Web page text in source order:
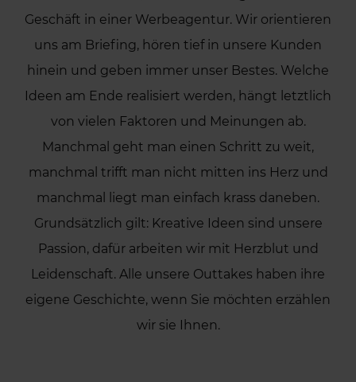
Geschäft in einer Werbeagentur. Wir orientieren
uns am Briefing, hören tief in unsere Kunden
hinein und geben immer unser Bestes. Welche
Ideen am Ende realisiert werden, hängt letztlich
von vielen Faktoren und Meinungen ab.
Manchmal geht man einen Schritt zu weit,
manchmal trifft man nicht mitten ins Herz und
manchmal liegt man einfach krass daneben.
Grundsätzlich gilt: Kreative Ideen sind unsere
Passion, dafür arbeiten wir mit Herzblut und
Leidenschaft. Alle unsere Outtakes haben ihre
eigene Geschichte, wenn Sie möchten erzählen
wir sie Ihnen.